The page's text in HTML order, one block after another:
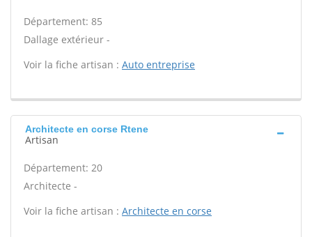
Département: 85
Dallage extérieur -
Voir la fiche artisan : Auto entreprise
Architecte en corse Rtene
Artisan
Département: 20
Architecte -
Voir la fiche artisan : Architecte en corse